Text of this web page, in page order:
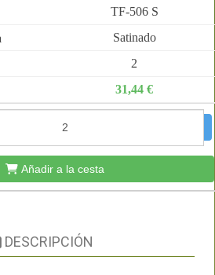
TF-506 S
Satinado
2
31,44 €
Añadir a la cesta
DESCRIPCIÓN